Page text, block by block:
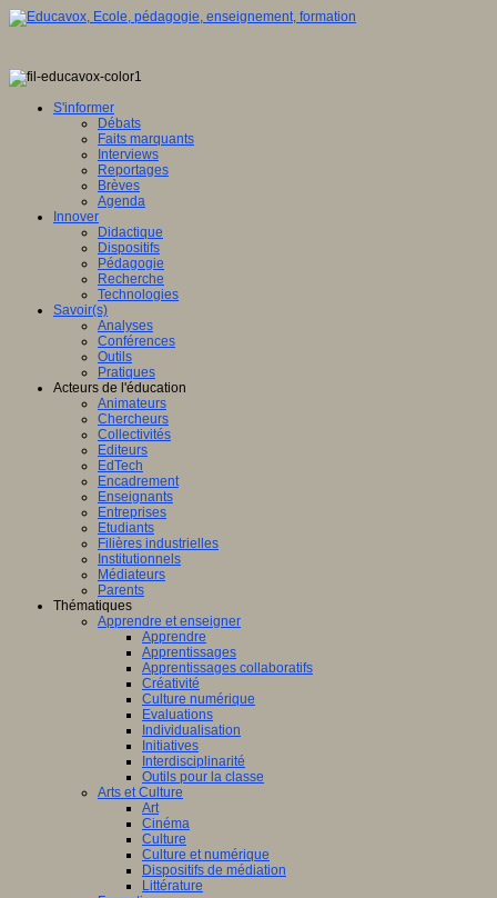
S'informer
Débats
Faits marquants
Interviews
Reportages
Brèves
Agenda
Innover
Didactique
Dispositifs
Pédagogie
Recherche
Technologies
Savoir(s)
Analyses
Conférences
Outils
Pratiques
Acteurs de l'éducation
Animateurs
Chercheurs
Collectivités
Editeurs
EdTech
Encadrement
Enseignants
Entreprises
Etudiants
Filières industrielles
Institutionnels
Médiateurs
Parents
Thématiques
Apprendre et enseigner
Apprendre
Apprentissages
Apprentissages collaboratifs
Créativité
Culture numérique
Evaluations
Individualisation
Initiatives
Interdisciplinarité
Outils pour la classe
Arts et Culture
Art
Cinéma
Culture
Culture et numérique
Dispositifs de médiation
Littérature